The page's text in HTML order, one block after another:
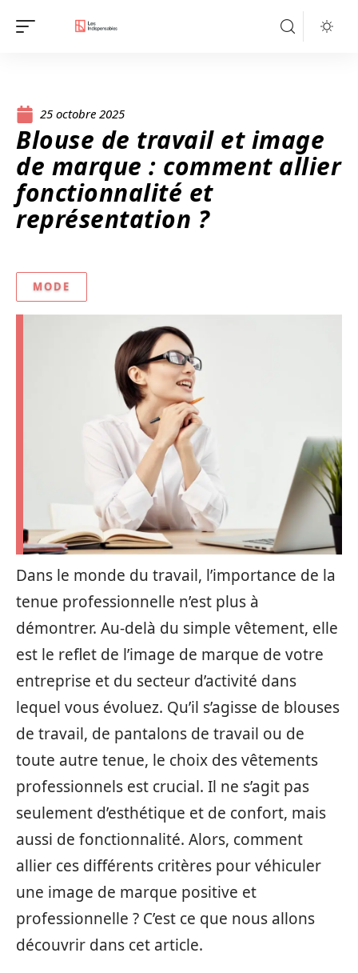
25 octobre 2025
Blouse de travail et image
de marque : comment allier
fonctionnalité et
représentation ?
MODE
Dans le monde du travail, l’importance de la
tenue professionnelle n’est plus à
démontrer. Au-delà du simple vêtement, elle
est le reflet de l’image de marque de votre
entreprise et du secteur d’activité dans
lequel vous évoluez. Qu’il s’agisse de blouses
de travail, de pantalons de travail ou de
toute autre tenue, le choix des vêtements
professionnels est crucial. Il ne s’agit pas
seulement d’esthétique et de confort, mais
aussi de fonctionnalité. Alors, comment
allier ces différents critères pour véhiculer
une image de marque positive et
professionnelle ? C’est ce que nous allons
découvrir dans cet article.